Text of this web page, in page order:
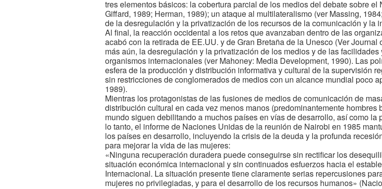
tres elementos básicos: la cobertura parcial de los medios del debate sobre
Giffard, 1989; Herman, 1989); un ataque al multilateralismo (ver Massing,
de la desregulación y la privatización de los recursos de la comunicación y la
Al final, la reacción occidental a los retos que avanzaban dentro de las
acabó con la retirada de EE.UU. y de Gran Bretaña de la Unesco (Ver
más aún, la desregulación y la privatización de los medios y de las
organismos internacionales (ver Mahoney: Media Development, 1990). Las
esfera de la producción y distribución informativa y cultural de la supervisión
sin restricciones de conglomerados de medios con un alcance mundial poco
1989).
Mientras los protagonistas de las fusiones de medios de comunicación de
distribución cultural en cada vez menos manos (predominantemente
mundo siguen debilitando a muchos países en vías de desarrollo, así como
lo tanto, el informe de Naciones Unidas de la reunión de Nairobi en 1985
los países en desarrollo, incluyendo la crisis de la deuda y la profunda
para mejorar la vida de las mujeres:
«Ninguna recuperación duradera puede conseguirse sin rectificar los
situación económica internacional y sin continuados esfuerzos hacia el
Internacional. La situación presente tiene claramente serias repercusiones
mujeres no privilegiadas, y para el desarrollo de los recursos humanos»